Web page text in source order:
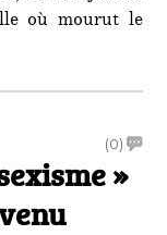
où mourut le
juillet : la
(0)on
»